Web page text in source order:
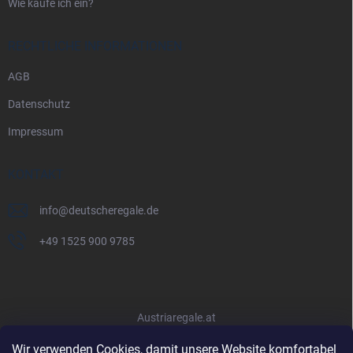
Wir verwenden Cookies, damit unsere Website komfortabel
Wie kaufe ich ein?
RECHTLICHE INFORMATIONEN
AGB
Datenschutz
Impressum
KONTAKT
info@deutscheregale.de
+49 1525 900 9785
Austriaregale.at